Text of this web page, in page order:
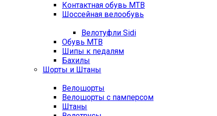
Контактная обувь MTB
Шоссейная велообувь
Велотуфли Sidi
Обувь MTB
Шипы к педалям
Бахилы
Шорты и Штаны
Велошорты
Велошорты с памперсом
Штаны